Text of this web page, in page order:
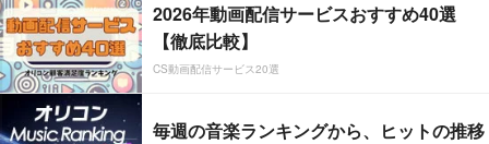
2026年動画配信サービスおすすめ40選
【徹底比較】
CS動画配信サービス20選
毎週の音楽ランキングから、ヒットの推移